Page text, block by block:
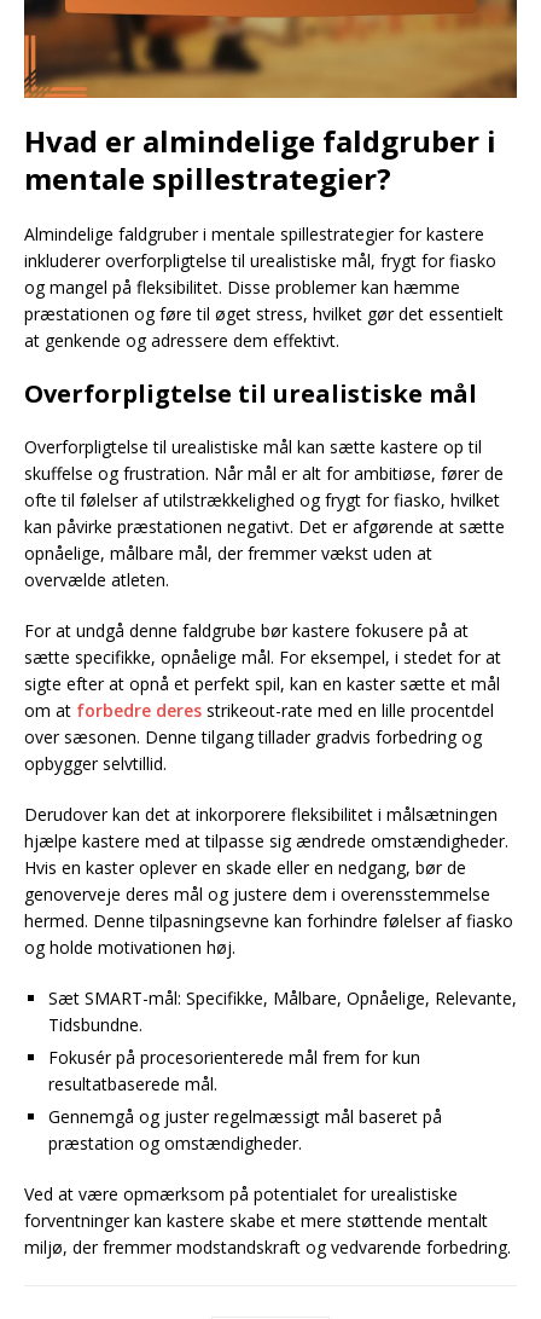
Hvad er almindelige faldgruber i
mentale spillestrategier?
Almindelige faldgruber i mentale spillestrategier for kastere
inkluderer overforpligtelse til urealistiske mål, frygt for fiasko
og mangel på fleksibilitet. Disse problemer kan hæmme
præstationen og føre til øget stress, hvilket gør det essentielt
at genkende og adressere dem effektivt.
Overforpligtelse til urealistiske mål
Overforpligtelse til urealistiske mål kan sætte kastere op til
skuffelse og frustration. Når mål er alt for ambitiøse, fører de
ofte til følelser af utilstrækkelighed og frygt for fiasko, hvilket
kan påvirke præstationen negativt. Det er afgørende at sætte
opnåelige, målbare mål, der fremmer vækst uden at
overvælde atleten.
For at undgå denne faldgrube bør kastere fokusere på at
sætte specifikke, opnåelige mål. For eksempel, i stedet for at
sigte efter at opnå et perfekt spil, kan en kaster sætte et mål
om at forbedre deres strikeout-rate med en lille procentdel
over sæsonen. Denne tilgang tillader gradvis forbedring og
opbygger selvtillid.
Derudover kan det at inkorporere fleksibilitet i målsætningen
hjælpe kastere med at tilpasse sig ændrede omstændigheder.
Hvis en kaster oplever en skade eller en nedgang, bør de
genoverveje deres mål og justere dem i overensstemmelse
hermed. Denne tilpasningsevne kan forhindre følelser af fiasko
og holde motivationen høj.
Sæt SMART-mål: Specifikke, Målbare, Opnåelige, Relevante,
Tidsbundne.
Fokusér på procesorienterede mål frem for kun
resultatbaserede mål.
Gennemgå og juster regelmæssigt mål baseret på
præstation og omstændigheder.
Ved at være opmærksom på potentialet for urealistiske
forventninger kan kastere skabe et mere støttende mentalt
miljø, der fremmer modstandskraft og vedvarende forbedring.